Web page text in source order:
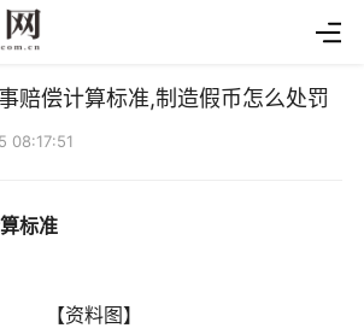
赔偿计算标准,制造假币怎么处罚
标准
【资料图】